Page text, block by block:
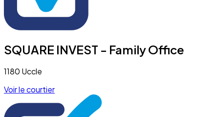
SQUARE INVEST - Family Office
1180 Uccle
Voir le courtier